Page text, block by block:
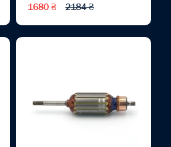
1680 ₴ 2184 ₴